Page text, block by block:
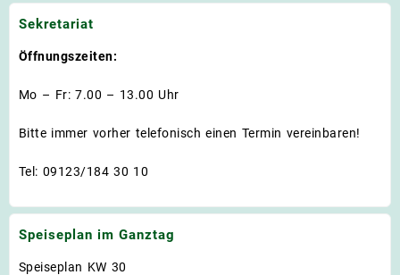
Sekretariat
Öffnungszeiten:
Mo – Fr: 7.00 – 13.00 Uhr
Bitte immer vorher telefonisch einen Termin vereinbaren!
Tel: 09123/184 30 10
Speiseplan im Ganztag
Speiseplan KW 30